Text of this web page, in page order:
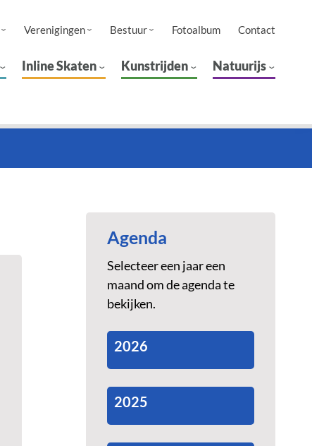
Verenigingen Bestuur Fotoalbum Contact
Inline Skaten Kunstrijden Natuurijs
Agenda
Selecteer een jaar een
maand om de agenda te
bekijken.
2026
2025